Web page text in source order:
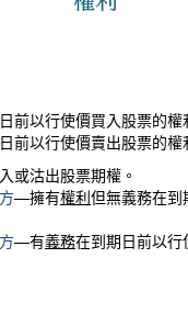
前以行使價買入股票的權
前以行使價賣出股票的權
或沽出股票期權。
—擁有權利但無義務在到
—有義務在到期日前以